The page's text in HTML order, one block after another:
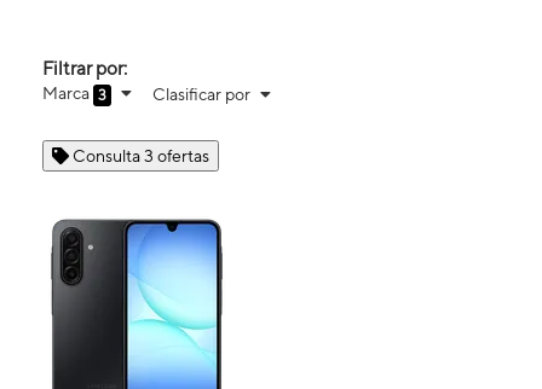
Filtrar por:
Marca 3 Clasificar por
Consulta 3 ofertas